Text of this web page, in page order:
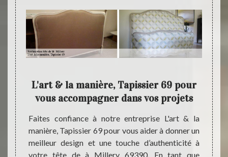
la
L'art & la manière, Tapissier 69 pour
vous accompagner dans vos projets
Faites confiance à notre entreprise L'art & la
manière, Tapissier 69 pour vous aider à donner un
meilleur design et une touche d’authenticité à
votre tête de à Millery 69390. En tant que
s’en